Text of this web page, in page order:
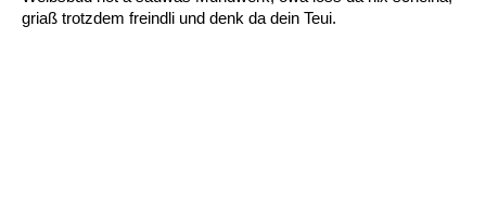
griaß trotzdem freindli und denk da dein Teui.